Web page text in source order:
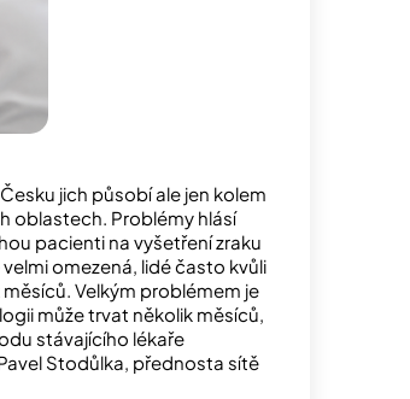
jich působí ale jen kolem
oblastech. Problémy hlásí
pacienti na vyšetření zraku
omezená, lidé často kvůli
Velkým problémem je
může trvat několik měsíců,
stávajícího lékaře
Stodůlka, přednosta sítě